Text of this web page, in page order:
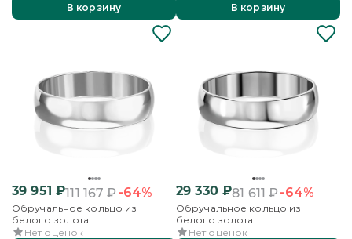
В корзину
В корзину
39 951 ₽111 167₽-64%
Обручальное кольцо из
белого золота
Нет оценок
29 330₽81 611₽-64%
Обручальное кольцо из
белого золота
Нет оценок